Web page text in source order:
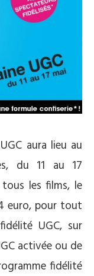
aura lieu au
du 11 au 17
les films, le
euro, pour tout
UGC, sur
activée ou de
fidélité